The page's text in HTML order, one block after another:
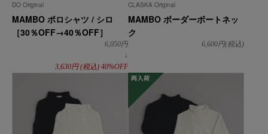
DO Original
MAMBO ポロシャツ / シロ
［30％OFF→40％OFF］
6,050円
↓
3,630円(税込) 40%OFF
CLASKA Original
MAMBO ボーダーボートネッ
ク
6,600円(税込)